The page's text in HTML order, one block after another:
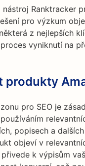
Ranktracker
pro výzkum
z nejlepších
vyniknutí na
pro SEO je
popisech a
objeví v
k výpisům